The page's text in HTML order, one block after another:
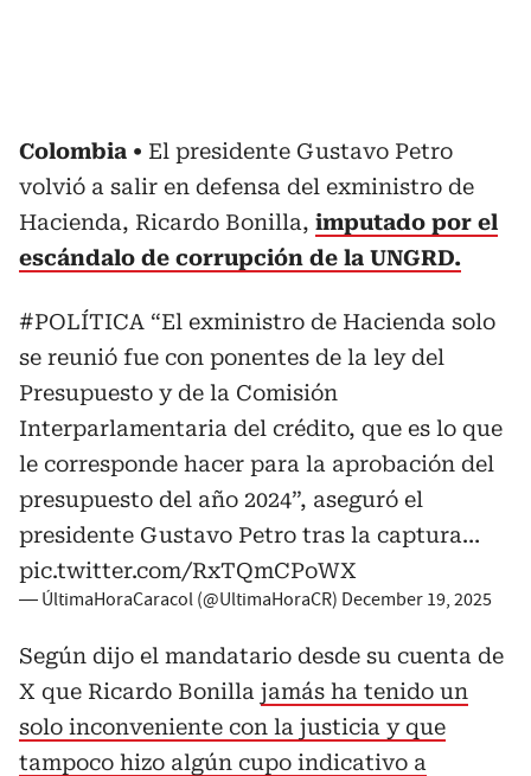
Colombia
El presidente Gustavo Petro
volvió a salir en defensa del exministro de
Hacienda, Ricardo Bonilla, imputado por el
escándalo de corrupción de la UNGRD.
#POLÍTICA “El exministro de Hacienda solo
se reunió fue con ponentes de la ley del
Presupuesto y de la Comisión
Interparlamentaria del crédito, que es lo que
le corresponde hacer para la aprobación del
presupuesto del año 2024”, aseguró el
presidente Gustavo Petro tras la captura…
pic.twitter.com/RxTQmCPoWX
— ÚltimaHoraCaracol (@UltimaHoraCR) December 19, 2025
Según dijo el mandatario desde su cuenta de
X que Ricardo Bonilla jamás ha tenido un
solo inconveniente con la justicia y que
tampoco hizo algún cupo indicativo a